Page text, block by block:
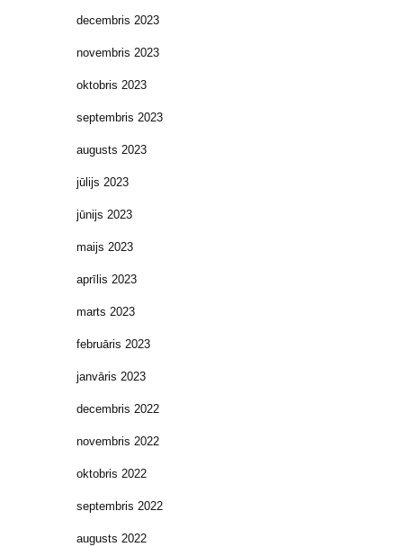
decembris 2023
novembris 2023
oktobris 2023
septembris 2023
augusts 2023
jūlijs 2023
jūnijs 2023
maijs 2023
aprīlis 2023
marts 2023
februāris 2023
janvāris 2023
decembris 2022
novembris 2022
oktobris 2022
septembris 2022
augusts 2022